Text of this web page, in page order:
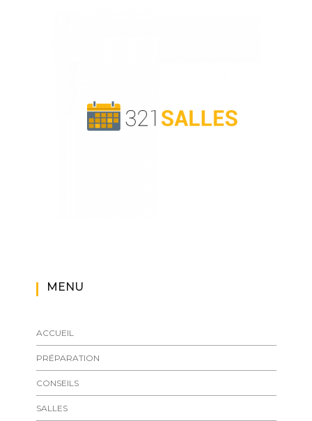
MENU
ACCUEIL
PRÉPARATION
CONSEILS
SALLES